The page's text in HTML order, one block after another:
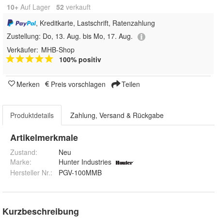
10+ Auf Lager 52 verkauft
, Kreditkarte, Lastschrift, Ratenzahlung
Zustellung: Do, 13. Aug. bis Mo, 17. Aug.
Verkäufer: MHB-Shop
100% positiv
Merken Preis vorschlagen Teilen
Produktdetails Zahlung, Versand & Rückgabe
Artikelmerkmale
Zustand:
Neu
Marke:
Hunter Industries
Hersteller Nr.:
PGV-100MMB
Kurzbeschreibung